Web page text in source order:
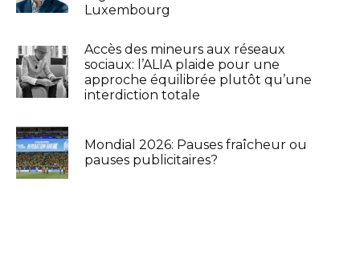
Luxembourg
Accès des mineurs aux réseaux
sociaux: l’ALIA plaide pour une
approche équilibrée plutôt qu’une
interdiction totale
Mondial 2026: Pauses fraîcheur ou
pauses publicitaires?